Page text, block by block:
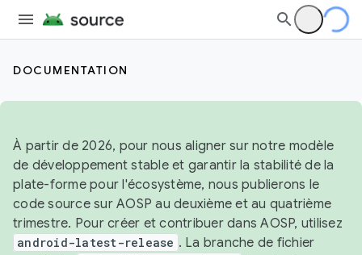
DOCUMENTATION
À partir de 2026, pour nous aligner sur notre modèle
de développement stable et garantir la stabilité de la
plate-forme pour l'écosystème, nous publierons le
code source sur AOSP au deuxième et au quatrième
trimestre. Pour créer et contribuer dans AOSP, utilisez
android-latest-release . La branche de fichier